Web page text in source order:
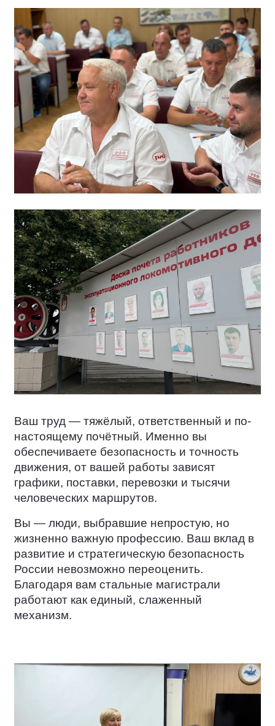
Ваш труд — тяжёлый, ответственный и по-
настоящему почётный. Именно вы
обеспечиваете безопасность и точность
движения, от вашей работы зависят
графики, поставки, перевозки и тысячи
человеческих маршрутов.
Вы — люди, выбравшие непростую, но
жизненно важную профессию. Ваш вклад в
развитие и стратегическую безопасность
России невозможно переоценить.
Благодаря вам стальные магистрали
работают как единый, слаженный
механизм.